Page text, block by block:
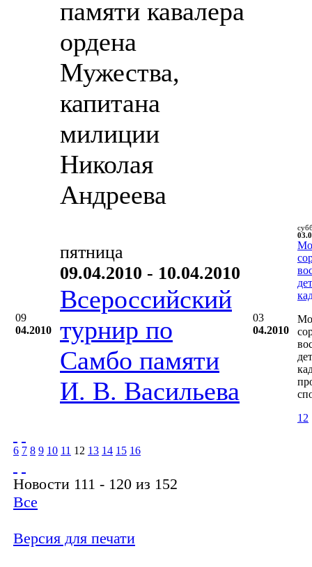
памяти кавалера
ордена
Мужества,
капитана
милиции
Николая
Андреева
09
04.2010
пятница
09.04.2010 - 10.04.2010
Всероссийский
турнир по
Самбо памяти
И. В. Васильева
03
04.2010
12
6 7 8 9 10 11 12 13 14 15 16
Новости 111 - 120 из 152
Все
Версия для печати